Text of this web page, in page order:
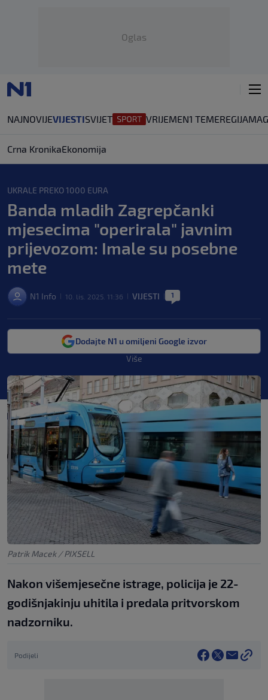
Oglas
NAJNOVIJEVIJESTISVIJET VRIJEMEN1 TEMEREGIJA
Crna KronikaEkonomija
UKRALE PREKO 1000 EURA
Banda mladih Zagrepčanki
mjesecima "operirala" javnim
prijevozom: Imale su posebne
mete
N1 Info 10. lis. 2025. 11:36 VIJESTI 1
Dodajte N1 u omiljeni Google izvor
Više
Patrik Macek / PIXSELL
Nakon višemjesečne istrage, policija je 22-
godišnjakinju uhitila i predala pritvorskom
nadzorniku.
Podijeli